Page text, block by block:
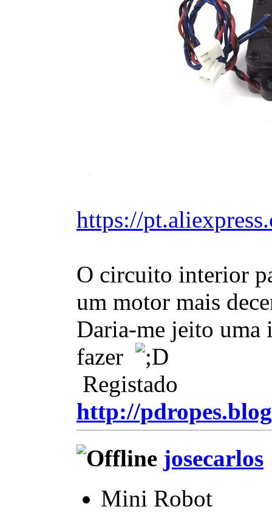
https://
O circuito interior
um motor mais
Daria-me jeito uma
fazer
Registado
http://
josecarlos
Mini Robot